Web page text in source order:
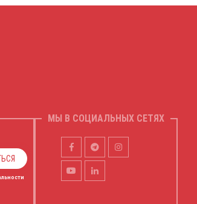
МЫ В СОЦИАЛЬНЫХ СЕТЯХ